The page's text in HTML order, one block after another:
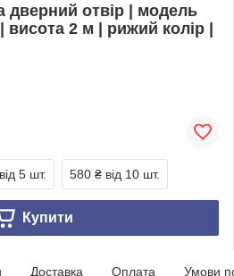
дверний отвір | модель
2 м | рижий колір |
від 5 шт. 580 ₴ від 10 шт.
Купити
Доставка Оплата Умови